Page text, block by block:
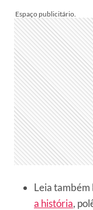
Leia
a história,